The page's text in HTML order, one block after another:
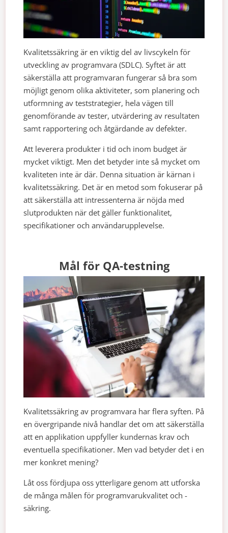
Kvalitetssäkring är en viktig del av livscykeln för
utveckling av programvara (SDLC). Syftet är att
säkerställa att programvaran fungerar så bra som
möjligt genom olika aktiviteter, som planering och
utformning av teststrategier, hela vägen till
genomförande av tester, utvärdering av resultaten
samt rapportering och åtgärdande av defekter.
Att leverera produkter i tid och inom budget är
mycket viktigt. Men det betyder inte så mycket om
kvaliteten inte är där. Denna situation är kärnan i
kvalitetssäkring. Det är en metod som fokuserar på
att säkerställa att intressenterna är nöjda med
slutprodukten när det gäller funktionalitet,
specifikationer och användarupplevelse.
Mål för QA-testning
Kvalitetssäkring av programvara har flera syften. På
en övergripande nivå handlar det om att säkerställa
att en applikation uppfyller kundernas krav och
eventuella specifikationer. Men vad betyder det i en
mer konkret mening?
Låt oss fördjupa oss ytterligare genom att utforska
de många målen för programvarukvalitet och -
säkring.